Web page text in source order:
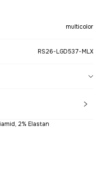
multicolor
RS26-LGD537-MLX
2% Elastan